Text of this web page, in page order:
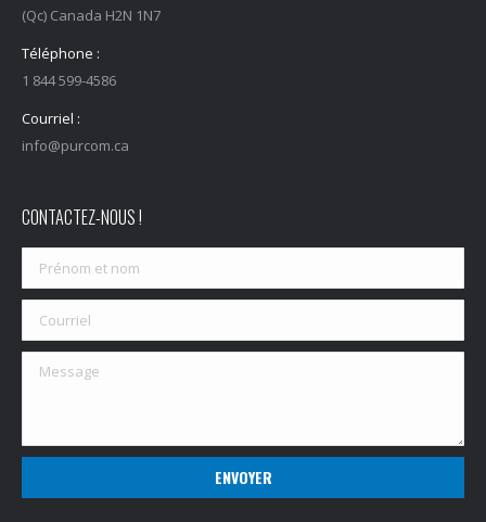
(Qc) Canada H2N 1N7
Téléphone :
1 844 599-4586
Courriel :
info@purcom.ca
CONTACTEZ-NOUS !